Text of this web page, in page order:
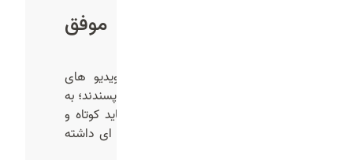
ویژگی‌های یک تیزر موفق
: کاربران اینستاگرام ویدیو های
کوتاه بین 15 تا 60 ثانیه را بیشتر می‌پسندند؛ به
همین دلیل تیزر تبلیغاتی ما نیز باید کوتاه و
مفید باشد تا بتواند اثرگذاری بهینه ای داشته